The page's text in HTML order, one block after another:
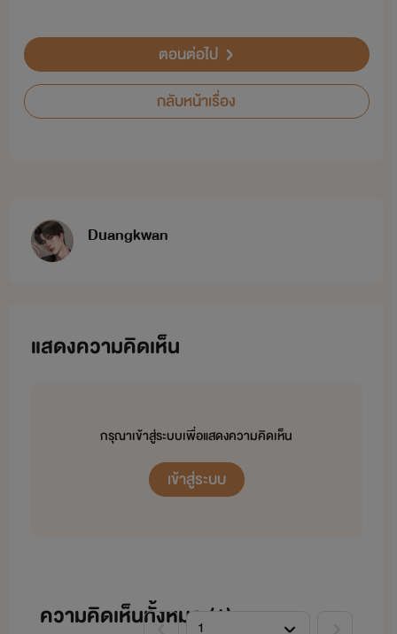
ตอนต่อไป
กลับหน้าเรื่อง
Duangkwan
แสดงความคิดเห็น
กรุณาเข้าสู่ระบบเพื่อแสดงความคิดเห็น
เข้าสู่ระบบ
ความคิดเห็นทั้งหมด (1)